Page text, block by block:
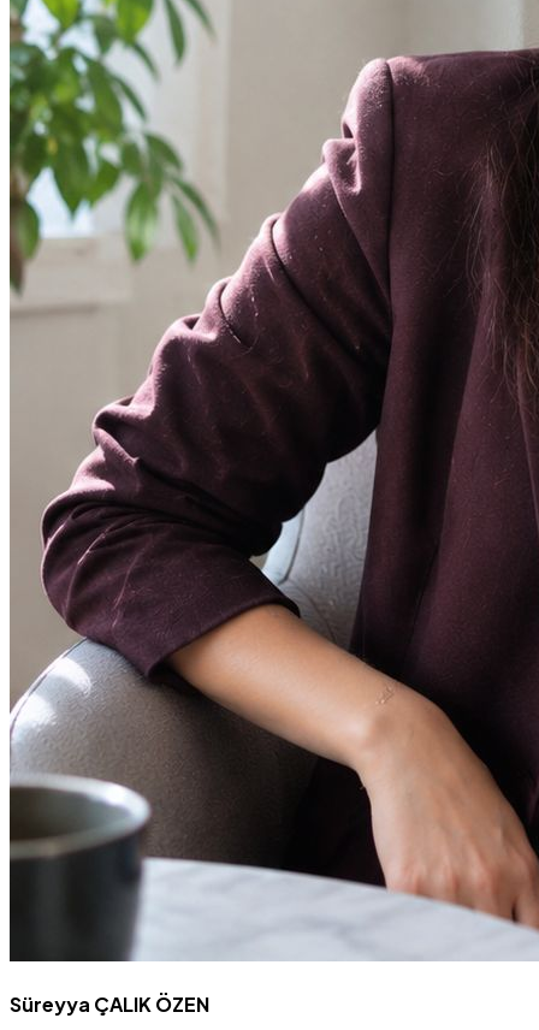
Süreyya ÇALIK ÖZEN